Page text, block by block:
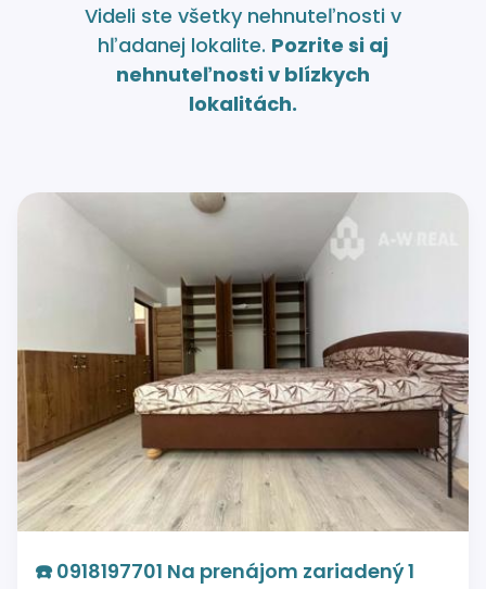
Videli ste všetky nehnuteľnosti v
hľadanej lokalite. Pozrite si aj
nehnuteľnosti v blízkych
lokalitách.
☎️ 0918197701 Na prenájom zariadený 1